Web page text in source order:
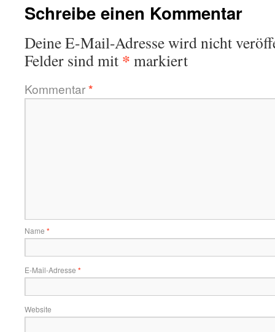
Schreibe einen Kommentar
Deine E-Mail-Adresse wird nicht
Felder sind mit * markiert
Kommentar*
Name *
E-Mail-Adresse *
Website